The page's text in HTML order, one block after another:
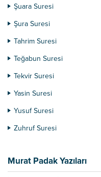
Şuara Suresi
Şura Suresi
Tahrim Suresi
Teğabun Suresi
Tekvir Suresi
Yasin Suresi
Yusuf Suresi
Zuhruf Suresi
Murat Padak Yazıları